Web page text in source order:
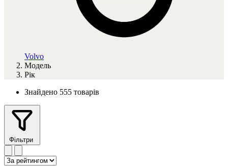
Volvo
Модель
Рік
Знайдено 555 товарів
Фільтри